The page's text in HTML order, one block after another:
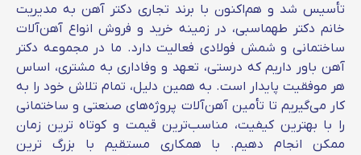
تأسیس شد و هم‌اکنون با برند تجاری دکتر آهن به مدیریت
خانم دکتر طهماسبی، در زمینه خرید و فروش انواع آهن‌آلات
ساختمانی و شمش فولادی فعالیت دارد. ما در مجموعه دکتر
آهن باور داریم که درستی، تعهد و وفاداری به مشتری، اساس
هر موفقیت پایدار است. به همین دلیل، تمام تلاش خود را به
کار می‌گیریم تا تأمین آهن‌آلات پروژه‌های صنعتی و ساختمانی
را با بهترین کیفیت، مناسب‌ترین قیمت و کوتاه‌ ترین زمان
ممکن انجام دهیم. با همکاری مستقیم با بزرگ‌ ترین